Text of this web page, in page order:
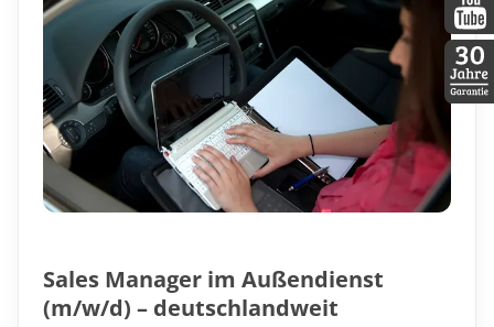
Sales Manager im Außendienst
(m/w/d) – deutschlandweit